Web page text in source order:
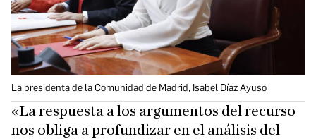
La presidenta de la Comunidad de Madrid, Isabel Díaz Ayuso
«La respuesta a los argumentos del recurso
nos obliga a profundizar en el análisis del